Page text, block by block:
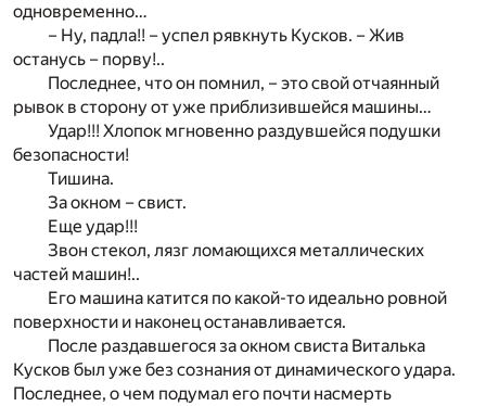
одновременно…
– Ну, падла!! – успел рявкнуть Кусков. – Жив
останусь – порву!..
Последнее, что он помнил, – это свой отчаянный
рывок в сторону от уже приблизившейся машины…
Удар!!! Хлопок мгновенно раздувшейся подушки
безопасности!
Тишина.
За окном – свист.
Еще удар!!!
Звон стекол, лязг ломающихся металлических
частей машин!..
Его машина катится по какой-то идеально ровной
поверхности и наконец останавливается.
После раздавшегося за окном свиста Виталька
Кусков был уже без сознания от динамического удара.
Последнее, о чем подумал его почти насмерть